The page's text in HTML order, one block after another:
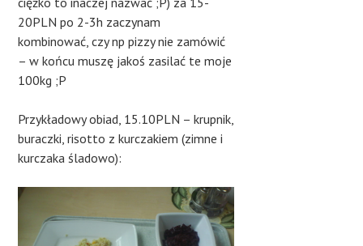
20PLN po 2-3h zaczynam
kombinować, czy np pizzy nie zamówić
– w końcu muszę jakoś zasilać te moje
100kg ;P
Przykładowy obiad, 15.10PLN – krupnik,
buraczki, risotto z kurczakiem (zimne i
kurczaka śladowo):